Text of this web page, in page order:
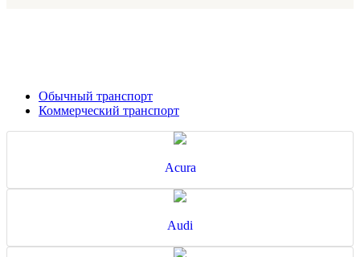
Обычный транспорт
Коммерческий транспорт
Acura
Audi